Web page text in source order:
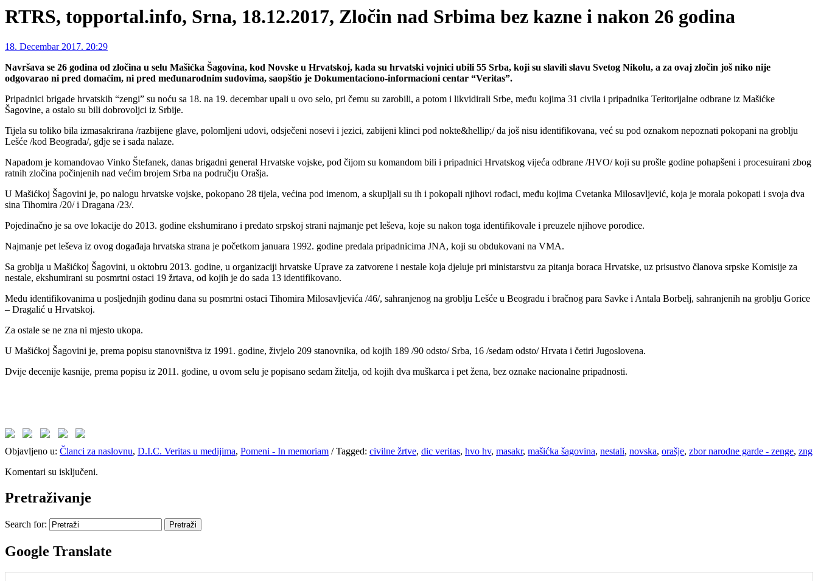
RTRS, topportal.info, Srna, 18.12.2017, Zločin nad Srbima bez kazne i nakon 26 godina
18. Decembar 2017. 20:29
Navršava se 26 godina od zločina u selu Mašićka Šagovina, kod Novske u Hrvatskoj, kada su hrvatski vojnici ubili 55 Srba, koji su slavili slavu Svetog Nikolu, a za ovaj zločin još niko nije
odgovarao ni pred domaćim, ni pred međunarodnim sudovima, saopštio je Dokumentaciono-informacioni centar “Veritas”.
Pripadnici brigade hrvatskih “zengi” su noću sa 18. na 19. decembar upali u ovo selo, pri čemu su zarobili, a potom i likvidirali Srbe, među kojima 31 civila i pripadnika Teritorijalne odbrane iz Mašićke
Šagovine, a ostalo su bili dobrovoljci iz Srbije.
Tijela su toliko bila izmasakrirana /razbijene glave, polomljeni udovi, odsječeni nosevi i jezici, zabijeni klinci pod nokte&hellip;/ da još nisu identifikovana, već su pod oznakom nepoznati pokopani na groblju
Lešće /kod Beograda/, gdje se i sada nalaze.
Napadom je komandovao Vinko Štefanek, danas brigadni general Hrvatske vojske, pod čijom su komandom bili i pripadnici Hrvatskog vijeća odbrane /HVO/ koji su prošle godine pohapšeni i procesuirani zbog
ratnih zločina počinjenih nad većim brojem Srba na području Orašja.
U Mašićkoj Šagovini je, po nalogu hrvatske vojske, pokopano 28 tijela, većina pod imenom, a skupljali su ih i pokopali njihovi rođaci, među kojima Cvetanka Milosavljević, koja je morala pokopati i svoja dva
sina Tihomira /20/ i Dragana /23/.
Pojedinačno je sa ove lokacije do 2013. godine ekshumirano i predato srpskoj strani najmanje pet leševa, koje su nakon toga identifikovale i preuzele njihove porodice.
Najmanje pet leševa iz ovog događaja hrvatska strana je početkom januara 1992. godine predala pripadnicima JNA, koji su obdukovani na VMA.
Sa groblja u Mašićkoj Šagovini, u oktobru 2013. godine, u organizaciji hrvatske Uprave za zatvorene i nestale koja djeluje pri ministarstvu za pitanja boraca Hrvatske, uz prisustvo članova srpske Komisije za
nestale, ekshumirani su posmrtni ostaci 19 žrtava, od kojih je do sada 13 identifikovano.
Među identifikovanima u posljednjih godinu dana su posmrtni ostaci Tihomira Milosavljevića /46/, sahranjenog na groblju Lešće u Beogradu i bračnog para Savke i Antala Borbelj, sahranjenih na groblju Gorice
– Dragalić u Hrvatskoj.
Za ostale se ne zna ni mjesto ukopa.
U Mašićkoj Šagovini je, prema popisu stanovništva iz 1991. godine, živjelo 209 stanovnika, od kojih 189 /90 odsto/ Srba, 16 /sedam odsto/ Hrvata i četiri Jugoslovena.
Dvije decenije kasnije, prema popisu iz 2011. godine, u ovom selu je popisano sedam žitelja, od kojih dva muškarca i pet žena, bez oznake nacionalne pripadnosti.
Objavljeno u: Članci za naslovnu, D.I.C. Veritas u medijima, Pomeni - In memoriam /Tagged: civilne žrtve, dic veritas, hvo hv, masakr, mašićka šagovina, nestali, novska, orašje, zbor narodne garde - zenge, zng
Komentari su isključeni.
Pretraživanje
Search for:
Google Translate